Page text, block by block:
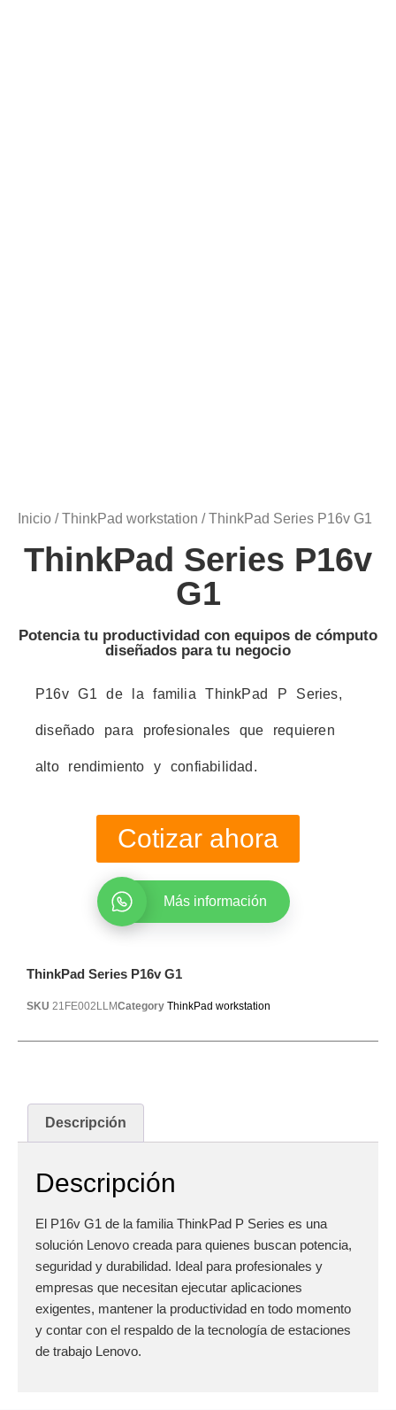
Inicio /ThinkPad workstation / ThinkPad Series P16v G1
ThinkPad Series P16v
G1
Potencia tu productividad con equipos de cómputo
diseñados para tu negocio
P16v G1 de la familia ThinkPad P Series,
diseñado para profesionales que requieren
alto rendimiento y confiabilidad.
Cotizar ahora
Más información
ThinkPad Series P16v G1
SKU 21FE002LLMCategory ThinkPad workstation
Descripción
Descripción
El P16v G1 de la familia ThinkPad P Series es una
solución Lenovo creada para quienes buscan potencia,
seguridad y durabilidad. Ideal para profesionales y
empresas que necesitan ejecutar aplicaciones
exigentes, mantener la productividad en todo momento
y contar con el respaldo de la tecnología de estaciones
de trabajo Lenovo.